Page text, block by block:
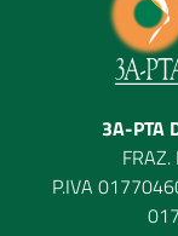
3A-PTA
P.IVA